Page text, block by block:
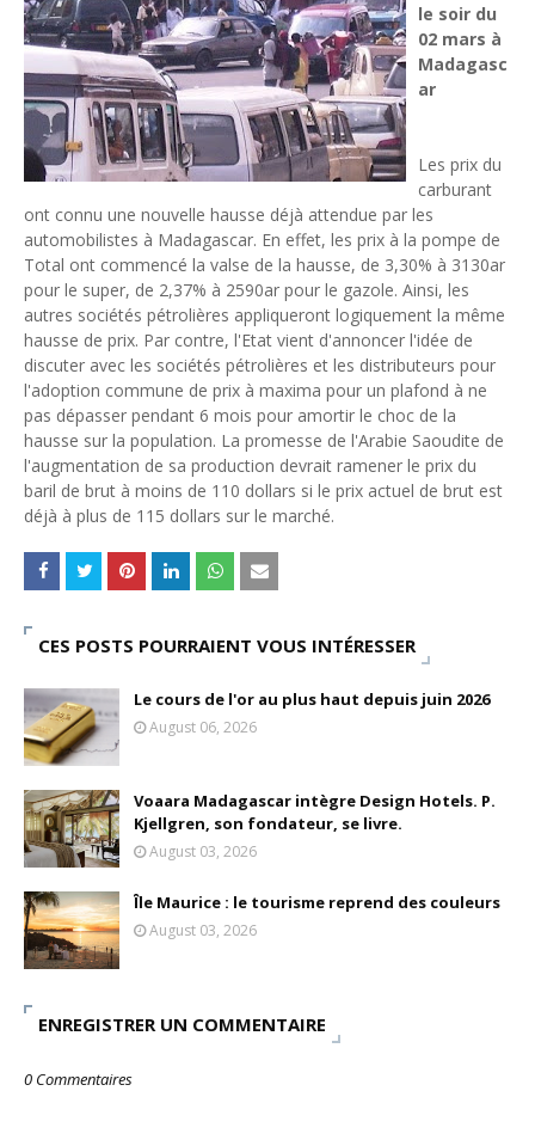
Tsirisoa Edition-Jul 15 2026
Jeux vidéo : Supercell parie sur les studios africains
Unknown-Jul 13 2026
Intelligence artificielle : le "Sud global" joue sa partition
Unknown-Jul 06 2026
Chine : des investissements à l'étranger plus encadrés
Unknown-Jul 01 2026
Economie hôtelière : la connectivité comme levier
Unknown - Jun 27 2026
Pays du Golfe : nouveau paradigme, nouvelles priorités
Unknown -Jun 22 2026
Neutralité carbone : les "Iles Vanille" poussent leurs pions
Unknown -Jun 18 2026
Rendez-vous golfique : Mazagan joue sa carte
Unknown- Jun 11 2026
Course à l'IA : Meta envisage une importante levée de fonds
Unknown-Jun 06 2026
Banques centrales : indépendantes jusqu'où ?
Unknown- Jun 02 2026
Unknown-May 22 2026
Marques françaises : Chanel aux sommets de la
Art et médias sociaux : à l'ère de la "présence ciblée"
Tourisme : l'Afrique fait le pari du luxe et de la durabilité
Unknown
Economie : quand le roi dollar grince
Unknown
Tourisme : le Maroc confirme sa vitalité
Unknown-Aug 07 2026
le soir du
02 mars à
Madagasc
ar
Les prix du
carburant
ont connu une nouvelle hausse déjà attendue par les
automobilistes à Madagascar. En effet, les prix à la pompe de
Total ont commencé la valse de la hausse, de 3,30% à 3130ar
pour le super, de 2,37% à 2590ar pour le gazole. Ainsi, les
autres sociétés pétrolières appliqueront logiquement la même
hausse de prix. Par contre, l'Etat vient d'annoncer l'idée de
discuter avec les sociétés pétrolières et les distributeurs pour
l'adoption commune de prix à maxima pour un plafond à ne
pas dépasser pendant 6 mois pour amortir le choc de la
hausse sur la population. La promesse de l'Arabie Saoudite de
l'augmentation de sa production devrait ramener le prix du
baril de brut à moins de 110 dollars si le prix actuel de brut est
déjà à plus de 115 dollars sur le marché.
CES POSTS POURRAIENT VOUS INTÉRESSER
Le cours de l'or au plus haut depuis juin 2026
August 06, 2026
Voaara Madagascar intègre Design Hotels. P.
Kjellgren, son fondateur, se livre.
August 03, 2026
Île Maurice : le tourisme reprend des couleurs
August 03, 2026
ENREGISTRER UN COMMENTAIRE
0 Commentaires